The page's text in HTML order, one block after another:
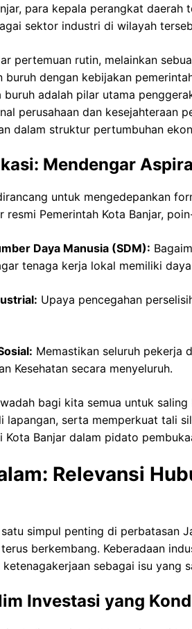
para kepala perangkat
sektor industri di wilayah
pertemuan rutin, melainkan
dengan kebijakan
buruh adalah pilar utama
perusahaan dan kesejahteraan
dalam struktur pertumbuhan
Mendengar
untuk mengedepankan
resmi Pemerintah Kota Banjar,
Daya Manusia (SDM):
tenaga kerja lokal memiliki
Upaya pencegahan
Memastikan seluruh pekerja
Kesehatan secara menyeluruh.
bagi kita semua untuk
lapangan, serta memperkuat tali
Kota Banjar dalam pidato
Relevansi
simpul penting di perbatasan
berkembang. Keberadaan
sebagai isu yang
Investasi yang